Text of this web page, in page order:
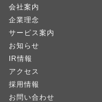
会社案内
企業理念
サービス案内
お知らせ
IR情報
アクセス
採用情報
お問い合わせ